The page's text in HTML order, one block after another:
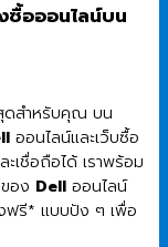
ซื้อออนไลน์บน
ดสำหรับคุณ บน
ออนไลน์และเว็บซื้อ
เชื่อถือได้ เราพร้อม
อง Dell ออนไลน์
ฟรี* แบบปัง ๆ เพื่อ